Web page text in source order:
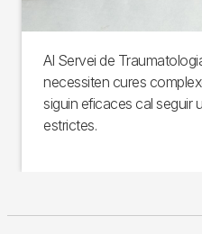
Al Servei de
necessiten cures
siguin eficaces cal seguir
estrictes.